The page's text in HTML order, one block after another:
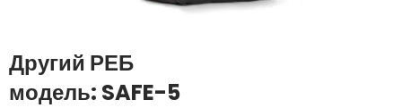
Другий РЕБ
модель: SAFE-5